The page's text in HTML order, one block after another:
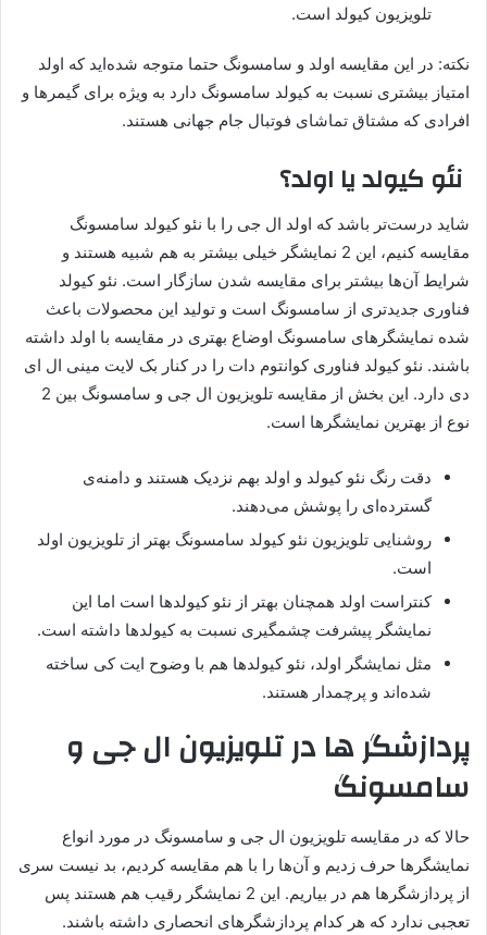
تلویزیون کیولد است.
نکته: در این مقایسه اولد و سامسونگ حتما متوجه شده‌اید که اولد
امتیاز بیشتری نسبت به کیولد سامسونگ دارد به ویژه برای گیمرها و
افرادی که مشتاق تماشای فوتبال جام جهانی هستند.
نئو کیولد یا اولد؟
شاید درست‌تر باشد که اولد ال جی را با نئو کیولد سامسونگ
مقایسه کنیم، این 2 نمایشگر خیلی بیشتر به هم شبیه هستند و
شرایط آن‌ها بیشتر برای مقایسه شدن سازگار است. نئو کیولد
فناوری جدیدتری از سامسونگ است و تولید این محصولات باعث
شده نمایشگرهای سامسونگ اوضاع بهتری در مقایسه با اولد داشته
باشند. نئو کیولد فناوری کوانتوم دات را در کنار بک لایت مینی ال ای
دی دارد. این بخش از مقایسه تلویزیون ال جی و سامسونگ بین 2
نوع از بهترین نمایشگرها است.
دقت رنگ نئو کیولد و اولد بهم نزدیک هستند و دامنه‌ی
گسترده‌ای را پوشش می‌دهند.
روشنایی تلویزیون نئو کیولد سامسونگ بهتر از تلویزیون اولد
است.
کنتراست اولد همچنان بهتر از نئو کیولدها است اما این
نمایشگر پیشرفت چشمگیری نسبت به کیولدها داشته است.
مثل نمایشگر اولد، نئو کیولدها هم با وضوح ایت کی ساخته
شده‌اند و پرچمدار هستند.
پردازشگر ها در تلویزیون ال جی و
سامسونگ
حالا که در مقایسه تلویزیون ال جی و سامسونگ در مورد انواع
نمایشگرها حرف زدیم و آن‌ها را با هم مقایسه کردیم، بد نیست سری
از پردازشگرها هم در بیاریم. این 2 نمایشگر رقیب هم هستند پس
تعجبی ندارد که هر کدام پردازشگرهای انحصاری داشته باشند.